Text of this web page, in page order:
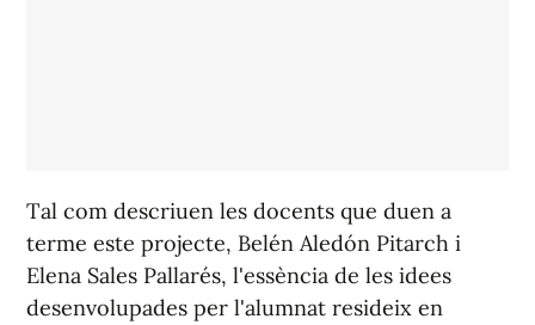
Tal com descriuen les docents que duen a
terme este projecte, Belén Aledón Pitarch i
Elena Sales Pallarés, l'essència de les idees
desenvolupades per l'alumnat resideix en